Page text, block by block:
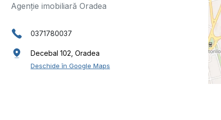
Agenție imobiliară Oradea
0371780037
Decebal 102, Oradea
Deschide în Google Maps